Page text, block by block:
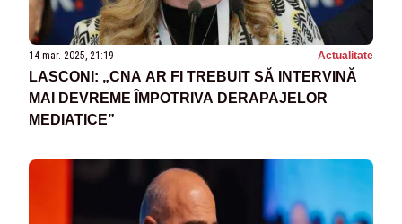
14 mar. 2025, 21:19 Actualitate
LASCONI: „CNA AR FI TREBUIT SĂ INTERVINĂ
MAI DEVREME ÎMPOTRIVA DERAPAJELOR
MEDIATICE”